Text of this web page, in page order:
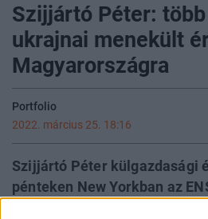
Szijjártó Péter:
ukrajnai menekült
Magyarországra
Portfolio
2022. március 25. 18:16
Szijjártó Péter külgazdasági
pénteken New Yorkban az